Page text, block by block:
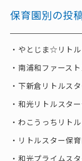
保育園別の投
やとじま☆リト
南浦和ファース
下新倉リトルス
和光リトルスタ
わこうっちリト
リトルスター保
和光プライムス